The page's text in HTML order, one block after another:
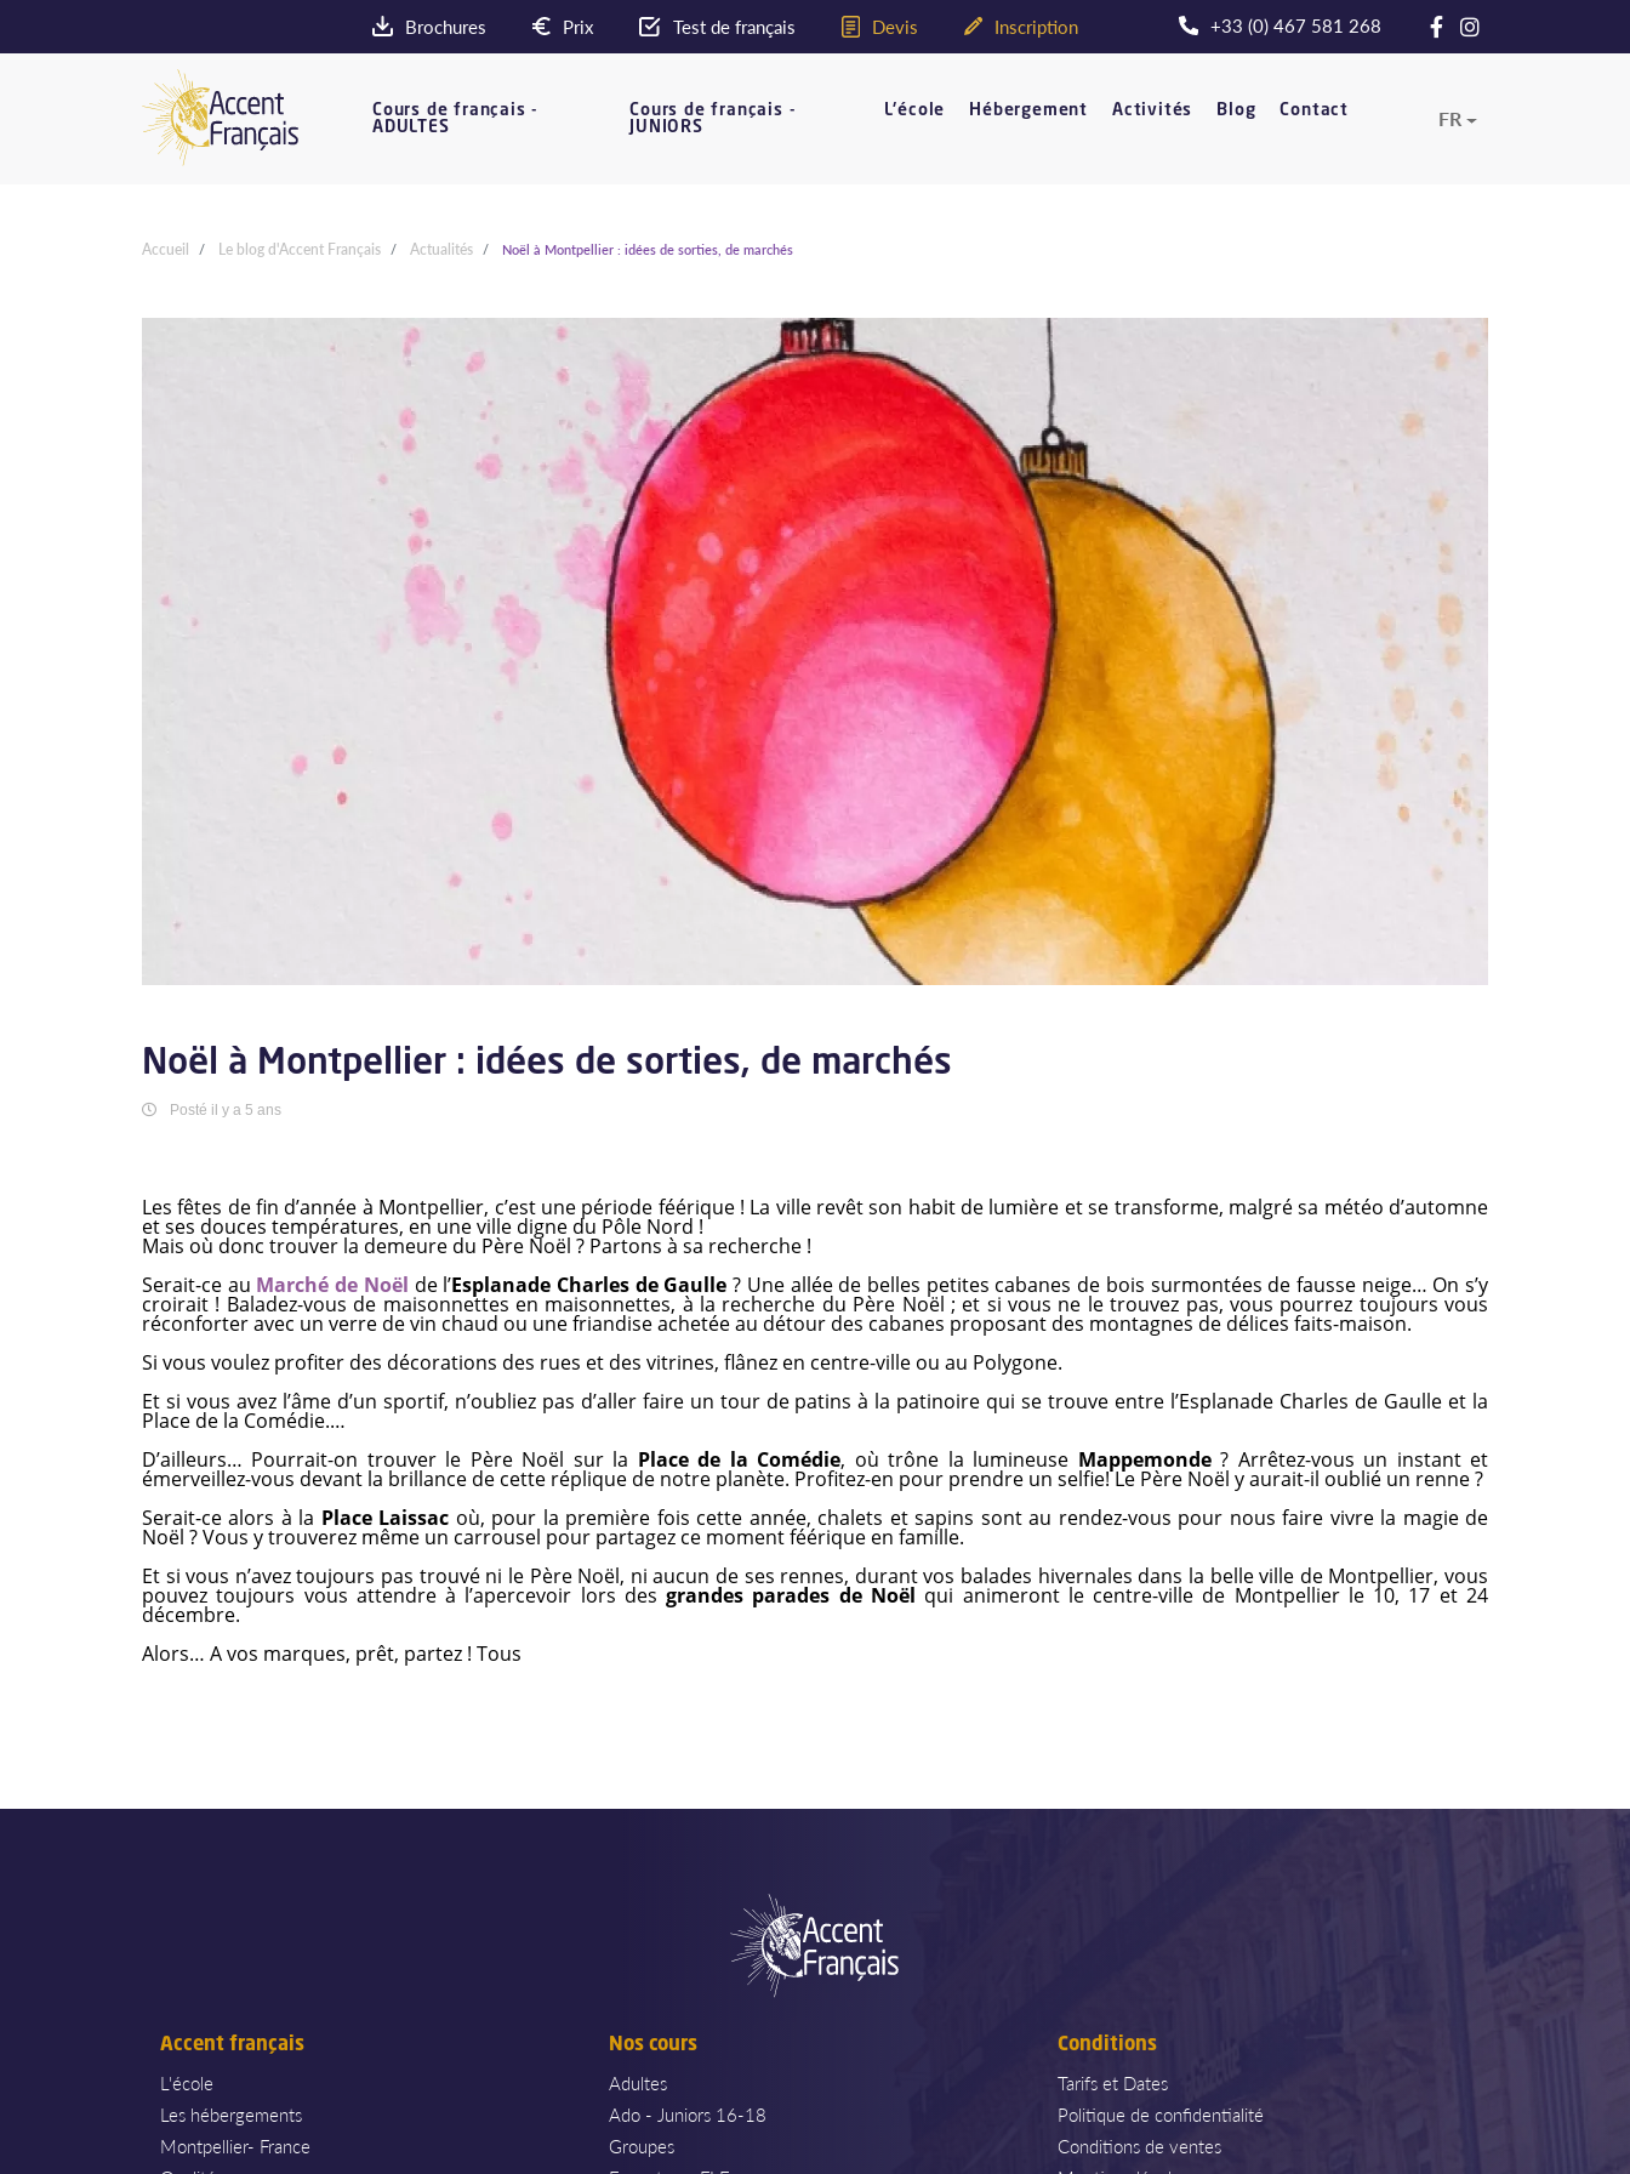
Brochures Prix Test de français Devis Inscription +33 (0) 467 581 268
Cours de français -
ADULTES
Cours de français -
JUNIORS
L'école Hébergement Activités Blog Contact FR
Accueil Le blog d'Accent Français Actualités Noël à Montpellier : idées de sorties, de marchés
Noël à Montpellier : idées de sorties, de marchés
Posté il y a 5 ans
Les fêtes de fin d’année à Montpellier, c’est une période féérique ! La ville revêt son habit de lumière et se transforme, malgré sa météo d’automne
et ses douces températures, en une ville digne du Pôle Nord !
Mais où donc trouver la demeure du Père Noël ? Partons à sa recherche !
Serait-ce au Marché de Noël de l’Esplanade Charles de Gaulle ? Une allée de belles petites cabanes de bois surmontées de fausse neige… On s’y
croirait ! Baladez-vous de maisonnettes en maisonnettes, à la recherche du Père Noël ; et si vous ne le trouvez pas, vous pourrez toujours vous
réconforter avec un verre de vin chaud ou une friandise achetée au détour des cabanes proposant des montagnes de délices faits-maison.
Si vous voulez profiter des décorations des rues et des vitrines, flânez en centre-ville ou au Polygone.
Et si vous avez l’âme d’un sportif, n’oubliez pas d’aller faire un tour de patins à la patinoire qui se trouve entre l’Esplanade Charles de Gaulle et la
Place de la Comédie.…
D’ailleurs… Pourrait-on trouver le Père Noël sur la Place de la Comédie, où trône la lumineuse Mappemonde ? Arrêtez-vous un instant et
émerveillez-vous devant la brillance de cette réplique de notre planète. Profitez-en pour prendre un selfie! Le Père Noël y aurait-il oublié un renne ?
Serait-ce alors à la Place Laissac où, pour la première fois cette année, chalets et sapins sont au rendez-vous pour nous faire vivre la magie de
Noël ? Vous y trouverez même un carrousel pour partagez ce moment féérique en famille.
Et si vous n’avez toujours pas trouvé ni le Père Noël, ni aucun de ses rennes, durant vos balades hivernales dans la belle ville de Montpellier, vous
pouvez toujours vous attendre à l’apercevoir lors des grandes parades de Noël qui animeront le centre-ville de Montpellier le 10, 17 et 24
décembre.
Alors… A vos marques, prêt, partez ! Tous
Accent français
L'école
Les hébergements
Montpellier- France
Nos cours
Adultes
Ado - Juniors 16-18
Groupes
Conditions
Tarifs et Dates
Politique de confidentialité
Conditions de ventes